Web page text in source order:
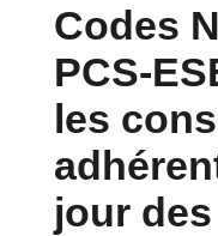
Codes
PCS-
les
jour